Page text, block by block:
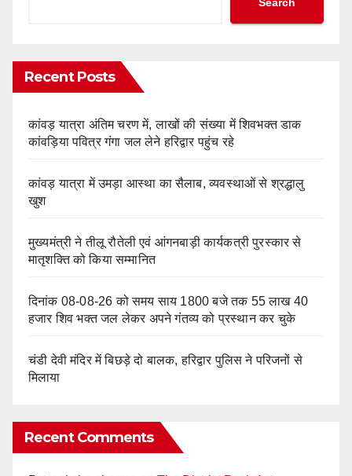
Recent Posts
कांवड़ यात्रा अंतिम चरण में, लाखों की संख्या में शिवभक्त डाक
कांवड़िया पवित्र गंगा जल लेने हरिद्वार पहुंच रहे
कांवड़ यात्रा में उमड़ा आस्था का सैलाब, व्यवस्थाओं से श्रद्धालु
खुश
मुख्यमंत्री ने तीलू रौतेली एवं आंगनबाड़ी कार्यकत्री पुरस्कार से
मातृशक्ति को किया सम्मानित
दिनांक 08-08-26 को समय साय 1800 बजे तक 55 लाख 40
हजार शिव भक्त जल लेकर अपने गंतव्य को प्रस्थान कर चुके
चंडी देवी मंदिर में बिछड़े दो बालक, हरिद्वार पुलिस ने परिजनों से
मिलाया
Recent Comments